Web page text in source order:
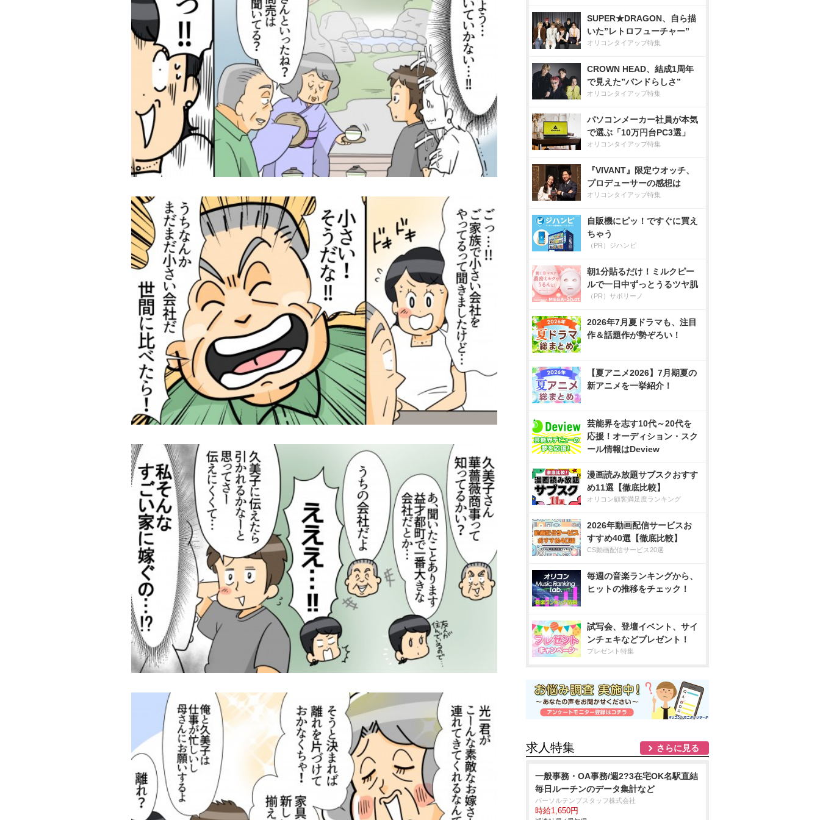
SUPER★DRAGON、自ら描
いた”レトロフューチャー”
オリコンタイアップ特集
CROWN HEAD、結成1周年
で見えた”バンドらしさ”
オリコンタイアップ特集
パソコンメーカー社員が本気
で選ぶ「10万円台PC3選」
オリコンタイアップ特集
『VIVANT』限定ウオッチ、
プロデューサーの感想は
オリコンタイアップ特集
自販機にピッ！ですぐに買え
ちゃう
（PR）ジハンピ
朝1分貼るだけ！ミルクピー
ルで一日中ずっとうるツヤ肌
（PR）サボリーノ
2026年7月夏ドラマも、注目
作＆話題作が勢ぞろい！
【夏アニメ2026】7月期夏の
新アニメを一挙紹介！
芸能界を志す10代～20代を
応援！オーディション・スク
ール情報はDeview
漫画読み放題サブスクおすす
め11選【徹底比較】
オリコン顧客満足度ランキング
2026年動画配信サービスお
すすめ40選【徹底比較】
CS動画配信サービス20選
毎週の音楽ランキングから、
ヒットの推移をチェック！
試写会、登壇イベント、サイ
ンチェキなどプレゼント！
プレゼント特集
求人特集 さらに見る
一般事務・OA事務/週2?3在宅OK名駅直結
毎日ルーチンのデータ集計など
パーソルテンプスタッフ株式会社
時給1,650円